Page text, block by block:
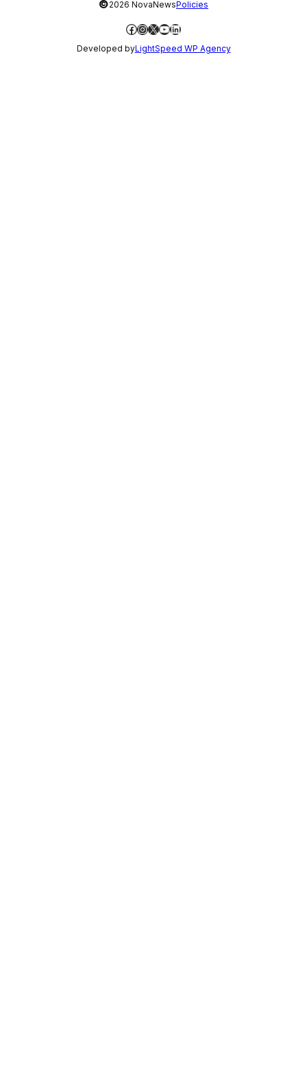
©2026 NovaNewsPolicies
Facebook
Instagram
X YouTube
LinkedIn
Developed byLightSpeed WP Agency